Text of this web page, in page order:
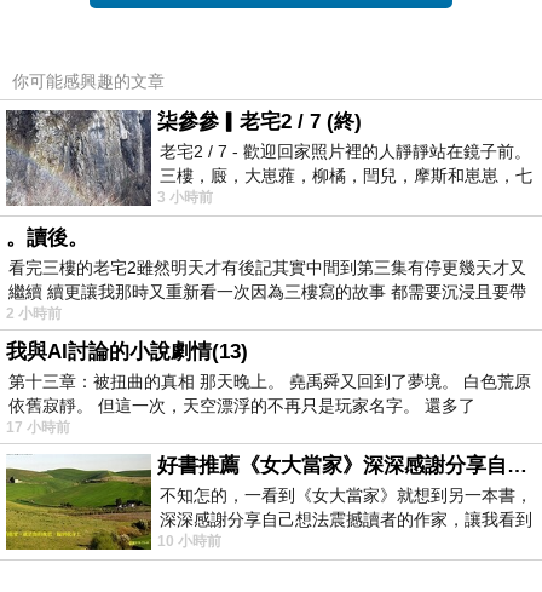
金石堂網路書店網站網址
http://www.kingstone.com.tw
金石堂,金石堂網路書店,金石堂書局門市,金石堂網路書店 in la,金石堂網
路書局,金石堂門市,金石堂書店,金石堂誠品網路書店,金石堂書局,金石
堂營業時間
本站圖文皆引用自金石堂,圖文所有權皆為原所有權人所有,引用人與金
你可能感興趣的文章
柒參參▎老宅2 / 7 (終)
老宅2 / 7 - 歡迎回家照片裡的人靜靜站在鏡子前。
三樓，廄，大崽蕥，柳橘，閆兒，摩斯和崽崽，七
個人整整齊齊地站在鏡框之外，如同
3 小時前
。讀後。
看完三樓的老宅2雖然明天才有後記其實中間到第三集有停更幾天才又
繼續 續更讓我那時又重新看一次因為三樓寫的故事 都需要沉浸且要帶
有
2 小時前
我與AI討論的小說劇情(13)
第十三章：被扭曲的真相 那天晚上。 堯禹舜又回到了夢境。 白色荒原
依舊寂靜。 但這一次，天空漂浮的不再只是玩家名字。 還多了
17 小時前
好書推薦《女大當家》深深感謝分享自己想法震撼讀者的作家，讓我看到不同樣貌的家庭！
不知怎的，一看到《女大當家》就想到另一本書，
深深感謝分享自己想法震撼讀者的作家，讓我看到
不同樣貌的家庭！ 《女大
10 小時前